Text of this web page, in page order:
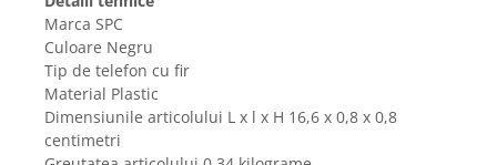
Accesorii aparate hair styling
Aparate & Accesorii ingrijire
personala
Aparate cosmetice
Articole Sanatate si Wellness
Marca SPC
Culoare Negru
Tip de telefon cu fir
Material Plastic
Dimensiunile articolului L x l x H 16,6 x 0,8 x 0,8
centimetri